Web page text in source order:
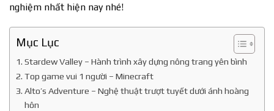
nghiệm nhất hiện nay nhé!
Mục Lục
Stardew Valley – Hành trình xây dựng nông trang yên bình
Top game vui 1 người – Minecraft
Alto’s Adventure – Nghệ thuật trượt tuyết dưới ánh hoàng
hôn